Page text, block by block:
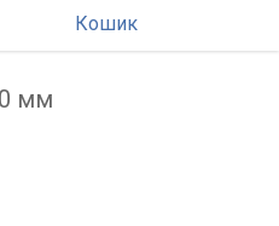
Кошик
мм